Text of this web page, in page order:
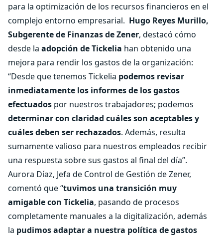
para la optimización de los recursos financieros en el
complejo entorno empresarial. Hugo Reyes Murillo,
Subgerente de Finanzas de Zener, destacó cómo
desde la adopción de Tickelia han obtenido una
mejora para rendir los gastos de la organización:
“Desde que tenemos Tickelia podemos revisar
inmediatamente los informes de los gastos
efectuados por nuestros trabajadores; podemos
determinar con claridad cuáles son aceptables y
cuáles deben ser rechazados. Además, resulta
sumamente valioso para nuestros empleados recibir
una respuesta sobre sus gastos al final del día”.
Aurora Díaz, Jefa de Control de Gestión de Zener,
comentó que “tuvimos una transición muy
amigable con Tickelia, pasando de procesos
completamente manuales a la digitalización, además
la pudimos adaptar a nuestra política de gastos